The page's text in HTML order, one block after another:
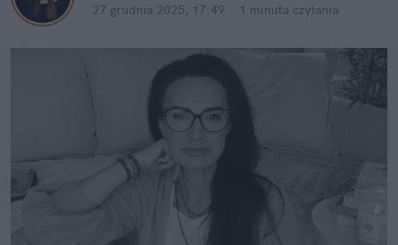
27 grudnia 2025, 17:49 1 minuta czytania